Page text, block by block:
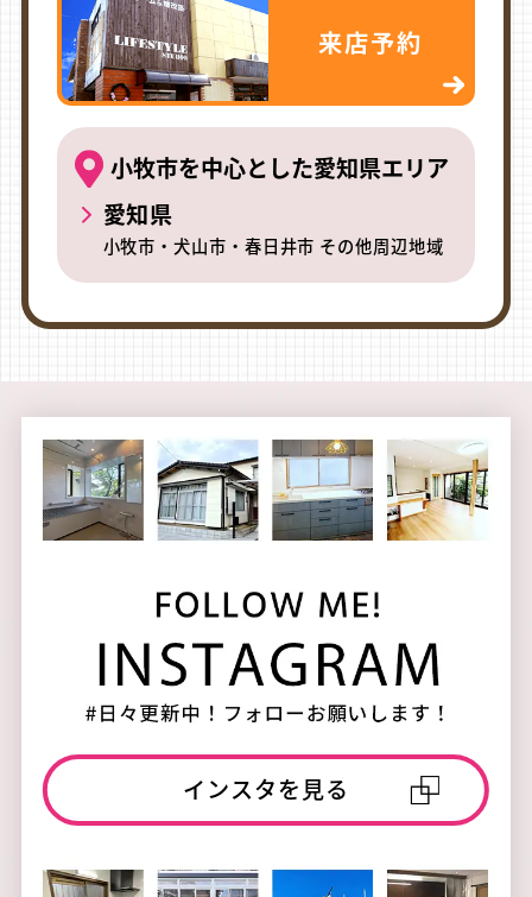
来店予約
小牧市を中心とした愛知県エリア
愛知県
小牧市・犬山市・春日井市 その他周辺地域
インスタを見る